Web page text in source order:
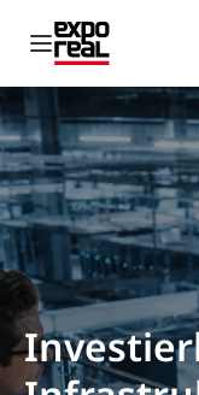
Navigation öffnen